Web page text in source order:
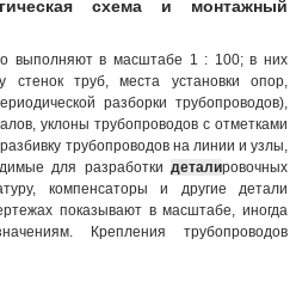
схема и монтажный
выполняют в масштабе 1 : 100; в них
труб, места установки опор,
разборки трубопроводов),
уклоны трубопроводов с отметками
трубопроводов на линии и узлы,
для разработки деталировочных
компенсаторы и другие детали
показывают в масштабе, иногда
Крепления трубопроводов